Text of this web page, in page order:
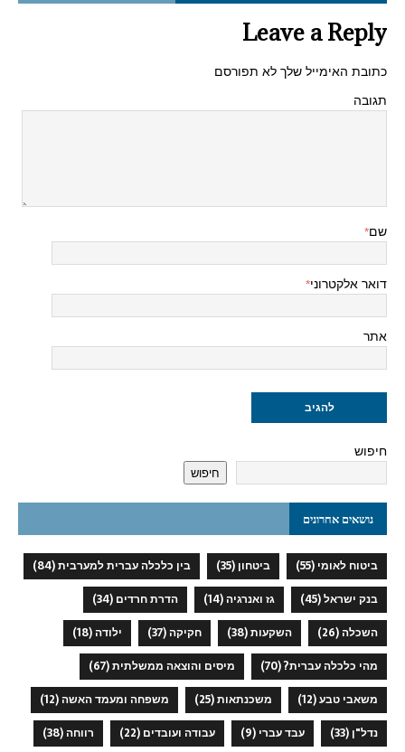
Leave a Reply
כתובת האימייל שלך לא תפורסם
תגובה
שם*
דואר אלקטרוני*
אתר
חיפוש
חיפוש
נושאים אחרונים
ביטוח לאומי (55) ביטחון (35) בין כלכלה עברית למערבית(84)
בנק ישראל(45) גז ואנרגיה(14) הדרת חרדים (34)
השכלה(26) השקעות(38) חקיקה(37) ילודה(18)
מהי כלכלה עברית?(70) מיסים והוצאה ממשלתית(67)
משאבי טבע(12) משכנתאות(25) משפחה ומעמד האשה(12)
נדל"ן (33) עבד עברי (9) עבודה ועובדים (22) רווחה(38)